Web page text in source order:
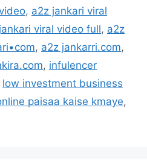
, a2z jankari viral
viral video full, a2z
, a2z jankarri.com,
, infulencer
low investment business
paisaa kaise kmaye,